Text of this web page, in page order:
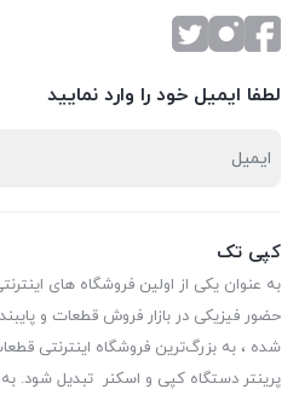
لطفا ایمیل خود را وارد نمایید
کپی تک
به عنوان یکی از اولین فروشگاه های
حضور فیزیکی در بازار فروش قطعات و
شده ، به بزرگ‌ترین فروشگاه اینترنتی
پرینتر دستگاه کپی و اسکنر تبدیل شود.